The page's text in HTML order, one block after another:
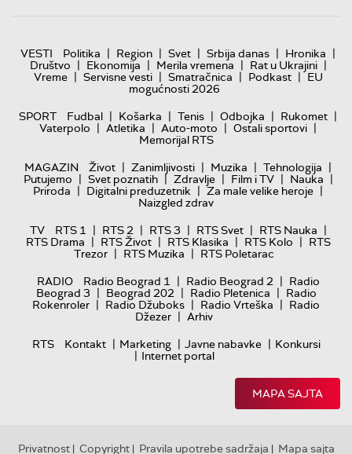
VESTI Politika | Region | Svet | Srbija danas | Hronika |
Društvo | Ekonomija | Merila vremena | Rat u Ukrajini |
Vreme | Servisne vesti | Smatračnica | Podkast | EU
mogućnosti 2026
SPORT
Fudbal | Košarka | Tenis | Odbojka | Rukomet |
Vaterpolo | Atletika | Auto-moto | Ostali sportovi |
Memorijal RTS
MAGAZIN
Život | Zanimljivosti | Muzika | Tehnologija |
Putujemo | Svet poznatih | Zdravlje | Film i TV | Nauka |
Priroda | Digitalni preduzetnik | Za male velike heroje |
Naizgled zdrav
TV
RTS 1 | RTS 2 | RTS 3 | RTS Svet | RTS Nauka |
RTS Drama | RTS Život | RTS Klasika | RTS Kolo | RTS
Trezor | RTS Muzika | RTS Poletarac
RADIO
Radio Beograd 1 | Radio Beograd 2 | Radio
Beograd 3 | Beograd 202 | Radio Pletenica | Radio
Rokenroler | Radio Džuboks | Radio Vrteška | Radio
Džezer | Arhiv
RTS
Kontakt | Marketing | Javne nabavke | Konkursi
| Internet portal
MAPA SAJTA
Privatnost| Copyright| Pravila upotrebe sadržaja | Mapa sajta